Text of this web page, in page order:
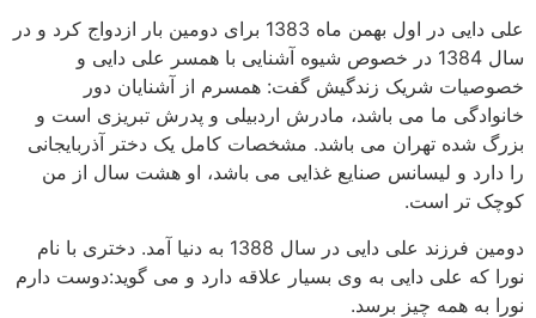
علی دایی در اول بهمن ماه 1383 برای دومین بار ازدواج کرد و در
سال 1384 در خصوص شیوه آشنایی با همسر علی دایی و
خصوصیات شریک زندگیش گفت: همسرم از آشنایان دور
خانوادگی ما می باشد، مادرش اردبیلی و پدرش تبریزی است و
بزرگ شده تهران می باشد. مشخصات کامل یک دختر آذربایجانی
را دارد و لیسانس صنایع غذایی می باشد، او هشت سال از من
کوچک تر است.
دومین فرزند علی دایی در سال 1388 به دنیا آمد. دختری با نام
نورا که علی دایی به وی بسیار علاقه دارد و می گوید:دوست دارم
نورا به همه چیز برسد.